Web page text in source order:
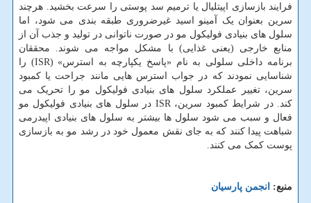
فرایند بازسازی اپیتلیال یا ترمیم سد پوستی را سرعت بخشید. هرچند
سرین بعنوان یک آمینو اسید غیرضروری طبقه بندی می شود، اما
سلول های بنیادی فولیکول مو در صورت ناتوانی در تولید و جذب آن از
منابع خارجی (یعنی غذایی) با مشکل مواجه می شوند. محققان
برنامه داخلی سلولی به نام «پاسخ یکپارچه به استرس» (ISR) را
شناسایی نمودند که در جواب استرس هایی مانند جراحت یا کمبود
سرین، تغییر عملکرد سلول های بنیادی فولیکول مو را تحریک می
کند. در شرایط کمبود سرین، ISR در سلول های بنیادی فولیکول مو
فعال و سبب می شود سلول ها بیشتر به سلول های بنیادی اپیدرمی
شباهت پیدا کنند که به جای نقش معمول خود در رشد مو به بازسازی
پوست کمک می کنند.
منبع: انجمن پارسیان